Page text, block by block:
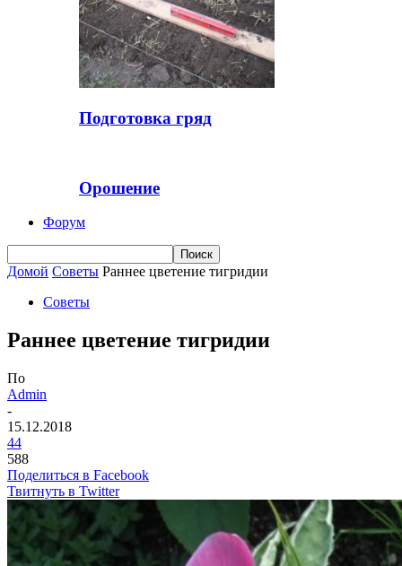
Подготовка гряд
Орошение
Форум
Домой Советы Раннее цветение тигридии
Советы
Раннее цветение тигридии
По
Admin
-
15.12.2018
44
588
Поделиться в Facebook
Твитнуть в Twitter